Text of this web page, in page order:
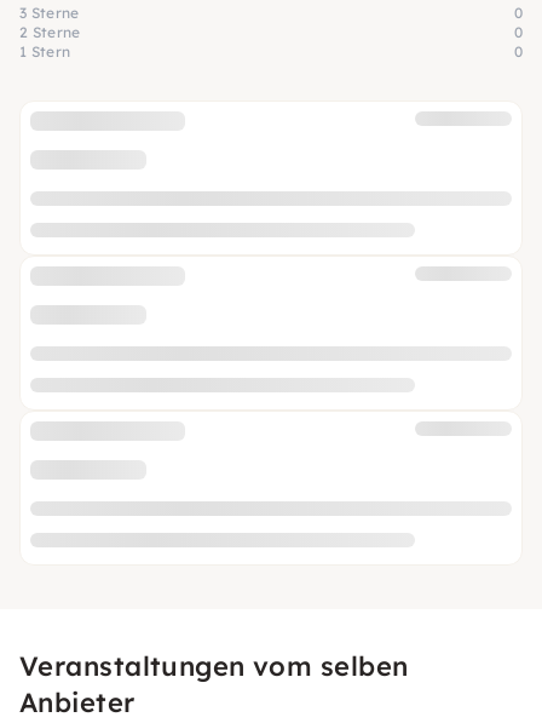
3 Sterne
0
2 Sterne
0
1 Stern
0
Veranstaltungen vom selben
Anbieter